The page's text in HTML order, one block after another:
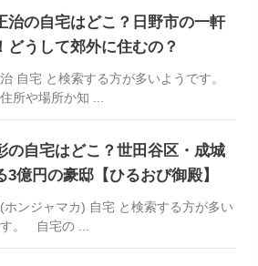
治の自宅はどこ？日野市の一軒
どうして郊外に住むの？
自宅 と検索する方が多いようです。
所や場所か知 ...
の自宅はどこ？世田谷区・成城
3億円の豪邸【ひるおび御殿】
ホンジャマカ) 自宅 と検索する方が多い
。 自宅の ...